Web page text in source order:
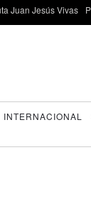
Juan Jesús Vivas
INTERNACIONAL